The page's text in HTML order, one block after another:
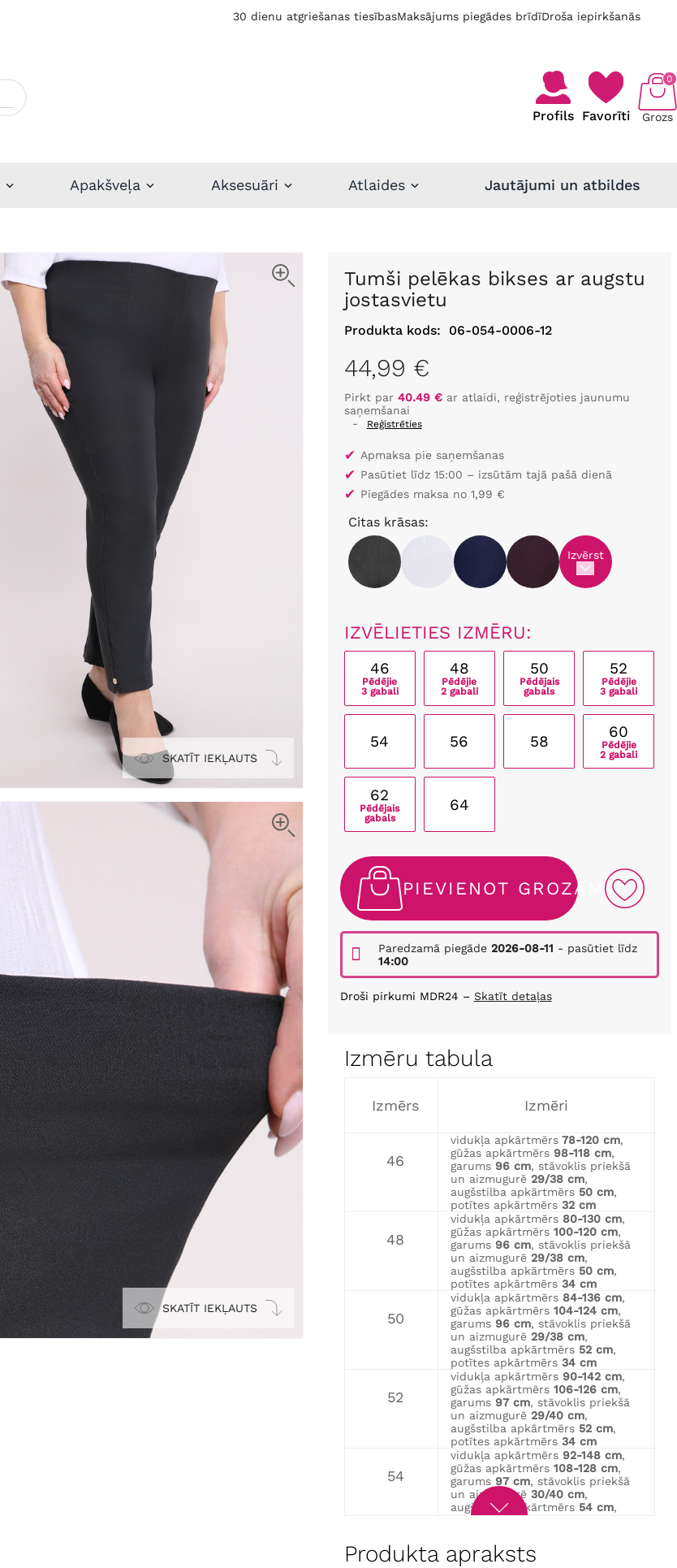
30 dienu atgriešanas tiesībasMaksājums piegādes brīdīDroša iepirkšanās
Profils Favorīti Grozs
0
Apakšveļa Aksesuāri Atlaides Jautājumi un atbildes
SKATĪT IEKĻAUTS
SKATĪT IEKĻAUTS
Tumši pelēkas bikses ar augstu
jostasvietu
Produkta kods: 06-054-0006-12
44,99 €
Pirkt par 40.49 €ar atlaidi, reģistrējoties jaunumu
saņemšanai
-
Reģistrēties
✔ Apmaksa pie saņemšanas
✔ Pasūtiet līdz 15:00 – izsūtām tajā pašā dienā
✔ Piegādes maksa no 1,99 €
Citas krāsas:
Izvērst
IZVĒLIETIES IZMĒRU:
46
Pēdējie
3 gabali
48
Pēdējie
2 gabali
50
Pēdējais
gabals
52
Pēdējie
3 gabali
54 56 58
60
Pēdējie
2 gabali
62
Pēdējais
gabals
64
PIEVIENOT GROZAM
Paredzamā piegāde 2026-08-11 - pasūtiet līdz
14:00
Droši pirkumi MDR24 – Skatīt detaļas
Izmēru tabula
Izmērs Izmēri
46
vidukļa apkārtmērs 78-120 cm,
gūžas apkārtmērs 98-118 cm,
garums 96 cm, stāvoklis priekšā
un aizmugurē 29/38 cm,
augšstilba apkārtmērs 50 cm,
potītes apkārtmērs 32 cm
48
vidukļa apkārtmērs 80-130 cm,
gūžas apkārtmērs 100-120 cm,
garums 96 cm, stāvoklis priekšā
un aizmugurē 29/38 cm,
augšstilba apkārtmērs 50 cm,
potītes apkārtmērs 34 cm
50
vidukļa apkārtmērs 84-136 cm,
gūžas apkārtmērs 104-124 cm,
garums 96 cm, stāvoklis priekšā
un aizmugurē 29/38 cm,
augšstilba apkārtmērs 52 cm,
potītes apkārtmērs 34 cm
52
vidukļa apkārtmērs 90-142 cm,
gūžas apkārtmērs 106-126 cm,
garums 97 cm, stāvoklis priekšā
un aizmugurē 29/40 cm,
augšstilba apkārtmērs 52 cm,
potītes apkārtmērs 34 cm
54
vidukļa apkārtmērs 92-148 cm,
gūžas apkārtmērs 108-128 cm,
garums 97 cm, stāvoklis priekšā
un aizmugurē 30/40 cm,
augšstilba apkārtmērs 54 cm,
56
gūžas apkārtmērs
garums 97 cm, stāvoklis priekšā
Produkta apraksts